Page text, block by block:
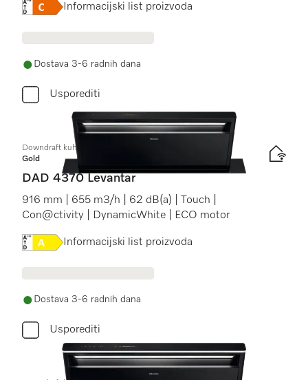
Online Label Flag, Energetska naljepnica
Informacijski list proizvoda
Dostava 3-6 radnih dana
Usporediti
Downdraft kuhinjska napa
Gold
DAD 4370 Levantar
916 mm | 655 m3/h | 62 dB(a) | Touch |
Con@ctivity | DynamicWhite | ECO motor
Online Label Flag, Energetska naljepnica
Informacijski list proizvoda
Dostava 3-6 radnih dana
Usporediti